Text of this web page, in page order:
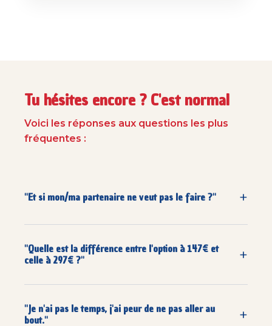
Tu hésites encore ? C'est normal
Voici les réponses aux questions les plus
fréquentes :
"Et si mon/ma partenaire ne veut pas le faire ?" +
C’est la question la plus fréquente. La réponse
est simple : OUI, ça marche même seul.e.
relation est une boucle. Si tu changes ta façon
suffise pas pour embarquer ton/ta partenaire,
l'option
"Quelle est la différence entre l'option à 147€ et
celle à 297€ ?"
+
L'optionEssentiel (147€)est parfaite si tu es
autonome et que tu veux avancer à ton
rythme avec tous mes outils (audios, exercices,
"Je n'ai pas le temps, j'ai peur de ne pas aller au
bout."
+